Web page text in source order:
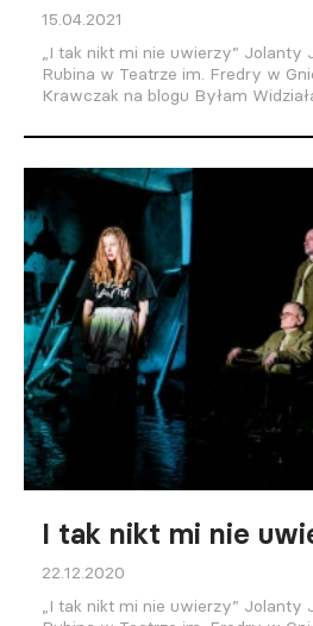
15.04.2021
„I tak nikt mi nie uwierzy” Jolanty
Rubina w Teatrze im. Fredry w
Krawczak na blogu Byłam
I tak nikt mi nie
22.12.2020
„I tak nikt mi nie uwierzy” Jolanty